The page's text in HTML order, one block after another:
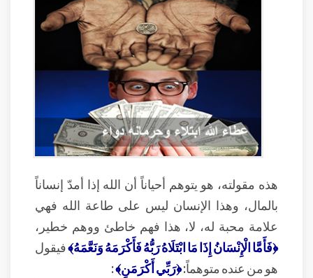
هذه مقولته، هو يتوهم أحياناً أن الله إذا أمدّ إنساناً
بالمال، وهذا الإنسان ليس على طاعة الله فهي
علامة محبة له، لا، هذا فهم خاطئ ووهم خطير،
﴿فَأَمَّا الْإِنْسَانُ إِذَا مَا ابْتَلَاهُ رَبُّهُ فَأَكْرَمَهُ وَنَعَّمَهُ﴾فيقول
هو من عنده متوهماً:﴿رَبِّي أَكْرَمَنِ﴾: